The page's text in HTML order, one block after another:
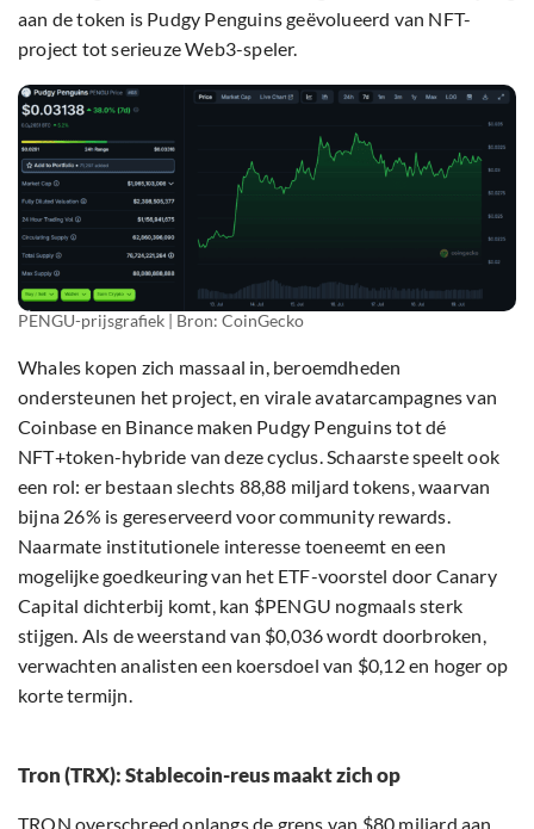
aan de token is Pudgy Penguins geëvolueerd van NFT-
project tot serieuze Web3-speler.
PENGU-prijsgrafiek | Bron: CoinGecko
Whales kopen zich massaal in, beroemdheden
ondersteunen het project, en virale avatarcampagnes van
Coinbase en Binance maken Pudgy Penguins tot dé
NFT+token-hybride van deze cyclus. Schaarste speelt ook
een rol: er bestaan slechts 88,88 miljard tokens, waarvan
bijna 26% is gereserveerd voor community rewards.
Naarmate institutionele interesse toeneemt en een
mogelijke goedkeuring van het ETF-voorstel door Canary
Capital dichterbij komt, kan $PENGU nogmaals sterk
stijgen. Als de weerstand van $0,036 wordt doorbroken,
verwachten analisten een koersdoel van $0,12 en hoger op
korte termijn.
Tron (TRX): Stablecoin-reus maakt zich op
TRON overschreed onlangs de grens van $80 miljard aan